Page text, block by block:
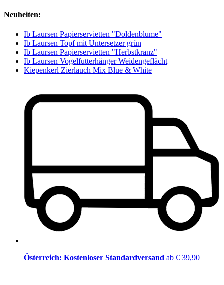
Neuheiten:
Ib Laursen Papierservietten "Doldenblume"
Ib Laursen Topf mit Untersetzer grün
Ib Laursen Papierservietten "Herbstkranz"
Ib Laursen Vogelfutterhänger Weidengeflächt
Kiepenkerl Zierlauch Mix Blue & White
Österreich: Kostenloser Standardversand ab € 39,90